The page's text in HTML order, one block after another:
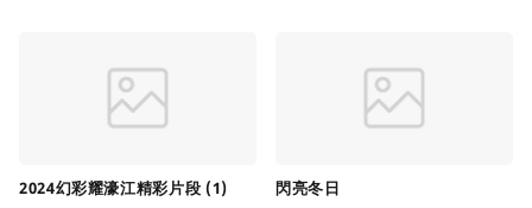
2024幻彩耀濠江精彩片段 (1) 閃亮冬日